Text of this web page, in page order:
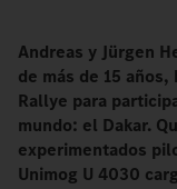
Andreas y Jürgen
de más de 15
Rallye para
mundo: el Dakar.
experimentados
Unimog U 4030